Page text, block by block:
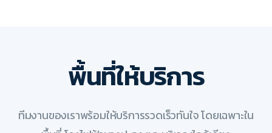
พื้นที่ให้บริการ
ทีมงานของเราพร้อมให้บริการรวดเร็วทันใจ โดยเฉพาะใน